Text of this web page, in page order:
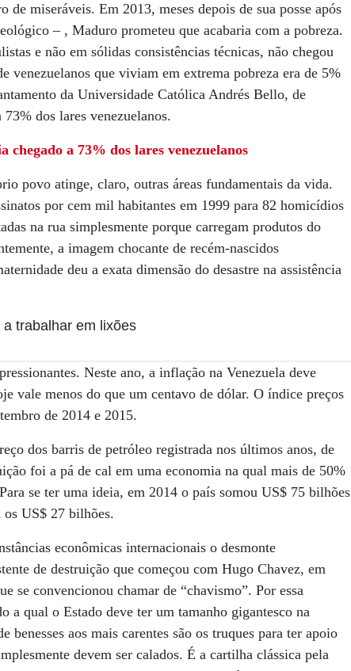
miseráveis. Em 2013, meses depois de sua posse após
– , Maduro prometeu que acabaria com a pobreza.
e não em sólidas consistências técnicas, não chegou
venezuelanos que viviam em extrema pobreza era de 5%
da Universidade Católica Andrés Bello, de
dos lares venezuelanos.
chegado a 73% dos lares venezuelanos
povo atinge, claro, outras áreas fundamentais da vida.
por cem mil habitantes em 1999 para 82 homicídios
na rua simplesmente porque carregam produtos do
a imagem chocante de recém-nascidos
deu a exata dimensão do desastre na assistência
Neste ano, a inflação na Venezuela deve
vale menos do que um centavo de dólar. O índice preços
de 2014 e 2015.
dos barris de petróleo registrada nos últimos anos, de
foi a pá de cal em uma economia na qual mais de 50%
se ter uma ideia, em 2014 o país somou US$ 75 bilhões
os US$ 27 bilhões.
econômicas internacionais o desmonte
de destruição que começou com Hugo Chavez, em
se convencionou chamar de “chavismo”. Por essa
a qual o Estado deve ter um tamanho gigantesco na
aos mais carentes são os truques para ter apoio
devem ser calados. É a cartilha clássica pela